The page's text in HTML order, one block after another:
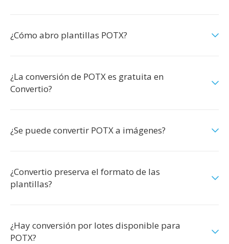
¿Cómo abro plantillas POTX?
¿La conversión de POTX es gratuita en
Convertio?
¿Se puede convertir POTX a imágenes?
¿Convertio preserva el formato de las
plantillas?
¿Hay conversión por lotes disponible para
POTX?